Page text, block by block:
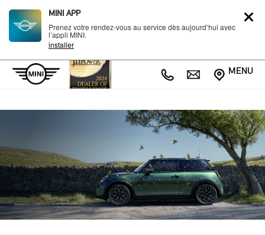
MINI APP
Prenez votre rendez-vous au service dès aujourd’hui avec
l’appli MINI.
installer
MENU